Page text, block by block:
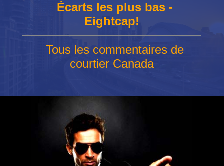
Écarts les plus bas -
Eightcap!
Tous les commentaires de
courtier Canada